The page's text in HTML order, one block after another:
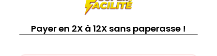
Payer en 2X à 12X sans paperasse !